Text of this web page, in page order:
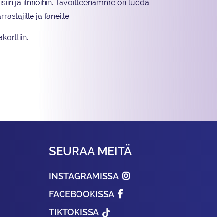
ja ilmiöihin. Tavoitteenamme on luoda
ja faneille.
SEURAA MEITÄ
INSTAGRAMISSA
FACEBOOKISSA
TIKTOKISSA